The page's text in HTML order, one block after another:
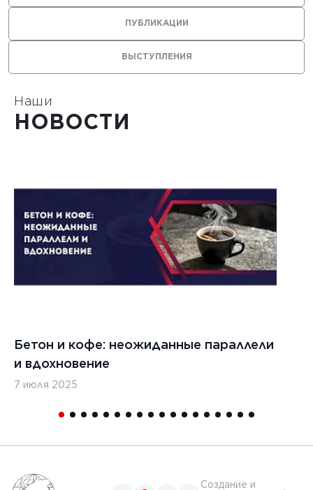
ВЫСТУПЛЕНИЯ
ПУБЛИКАЦИИ
Наши
НОВОСТИ
Бетон и кофе: неожиданные параллели
и вдохновение
7 июля 2025
Создание и